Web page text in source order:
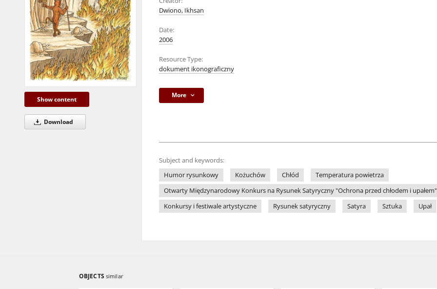
Show content
Download
Dwiono, Ikhsan
Date:
2006
Resource Type:
dokument ikonograficzny
More
Subject and keywords:
Humor rysunkowy
Kożuchów Chłód
Temperatura powietrza
Otwarty Międzynarodowy Konkurs na Rysunek Satyryczny "Ochrona przed chłodem i
Konkursy i festiwale artystyczne
Rysunek satyryczny Satyra Sztuka Upał
OBJECTS similar